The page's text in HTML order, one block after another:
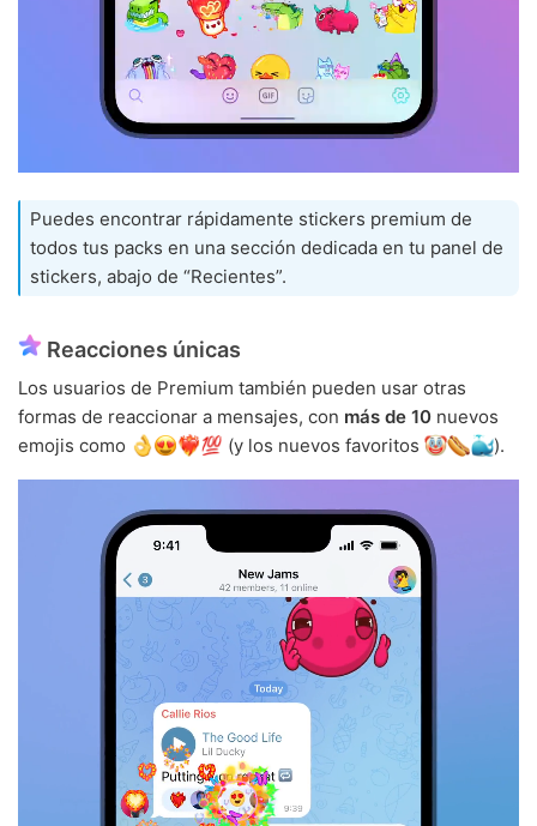
Puedes encontrar rápidamente stickers premium de
todos tus packs en una sección dedicada en tu panel de
stickers, abajo de “Recientes”.
Reacciones únicas
Los usuarios de Premium también pueden usar otras
formas de reaccionar a mensajes, con más de 10 nuevos
emojis como
(y los nuevos favoritos ).